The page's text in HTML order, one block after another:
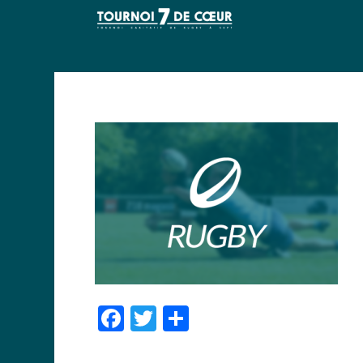
Facebook
Twitter